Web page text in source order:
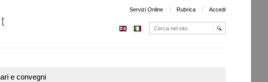
Servizi Online Rubrica Accedi
Cerca nel sito
e convegni